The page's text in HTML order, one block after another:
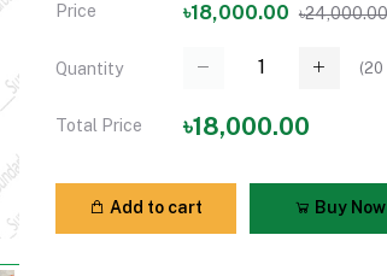
Price ৳18,000.00 ৳24,000.00
Quantity (20
Total Price ৳18,000.00
Add to cart Buy Now